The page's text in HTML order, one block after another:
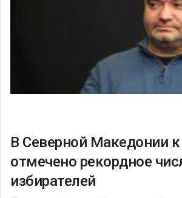
В Северной Македонии
отмечено рекордное
избирателей